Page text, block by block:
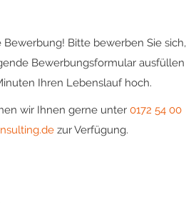
Bitte bewerben Sie sich,
Bewerbungsformular ausfüllen
Ihren Lebenslauf hoch.
wir Ihnen gerne unter 0172 54 00
zur Verfügung.